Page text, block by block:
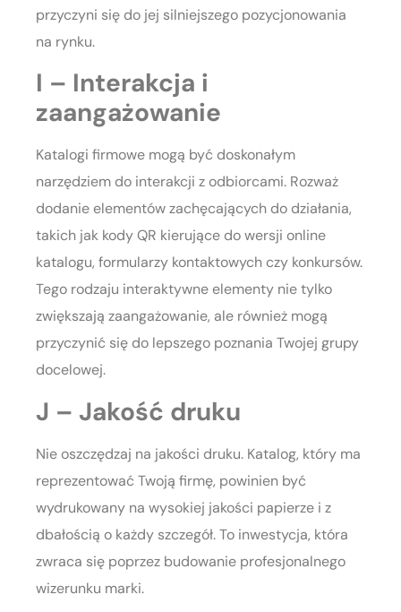
przyczyni się do jej silniejszego pozycjonowania
na rynku.
I – Interakcja i
zaangażowanie
Katalogi firmowe mogą być doskonałym
narzędziem do interakcji z odbiorcami. Rozważ
dodanie elementów zachęcających do działania,
takich jak kody QR kierujące do wersji online
katalogu, formularzy kontaktowych czy konkursów.
Tego rodzaju interaktywne elementy nie tylko
zwiększają zaangażowanie, ale również mogą
przyczynić się do lepszego poznania Twojej grupy
docelowej.
J – Jakość druku
Nie oszczędzaj na jakości druku. Katalog, który ma
reprezentować Twoją firmę, powinien być
wydrukowany na wysokiej jakości papierze i z
dbałością o każdy szczegół. To inwestycja, która
zwraca się poprzez budowanie profesjonalnego
wizerunku marki.